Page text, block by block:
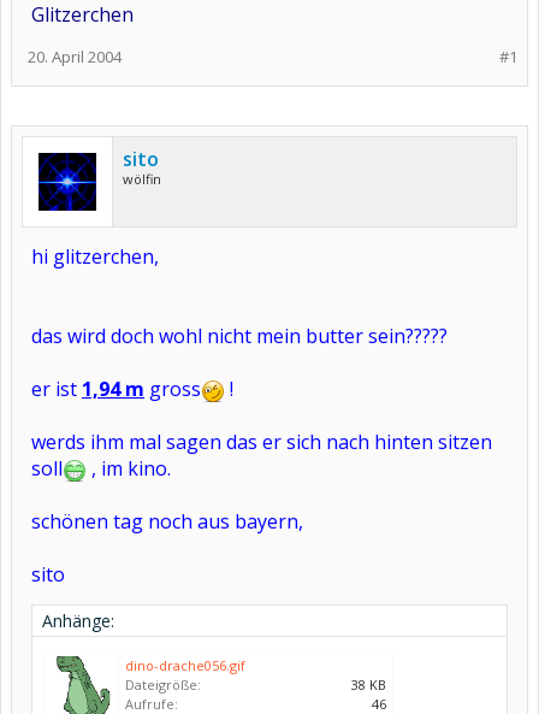
Glitzerchen
#1
20. April 2004
sito
wölfin
hi glitzerchen,
das wird doch wohl nicht mein butter sein?????
er ist 1,94 m gross
!
werds ihm mal sagen das er sich nach hinten sitzen
soll
, im kino.
schönen tag noch aus bayern,
sito
Anhänge:
dino-drache056.gif
Dateigröße:
38 KB
Aufrufe:
46